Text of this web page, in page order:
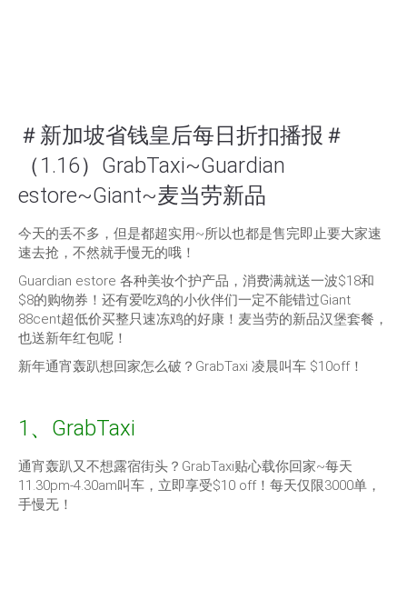
＃新加坡省钱皇后每日折扣播报＃
（1.16）GrabTaxi~Guardian
estore~Giant~麦当劳新品
今天的丢不多，但是都超实用~所以也都是售完即止要大家速
速去抢，不然就手慢无的哦！
Guardian estore 各种美妆个护产品，消费满就送一波$18和
$8的购物券！还有爱吃鸡的小伙伴们一定不能错过Giant
88cent超低价买整只速冻鸡的好康！麦当劳的新品汉堡套餐，
也送新年红包呢！
新年通宵轰趴想回家怎么破？GrabTaxi 凌晨叫车 $10off！
1、GrabTaxi
通宵轰趴又不想露宿街头？GrabTaxi贴心载你回家~每天
11.30pm-4.30am叫车，立即享受$10 off！每天仅限3000单，
手慢无！